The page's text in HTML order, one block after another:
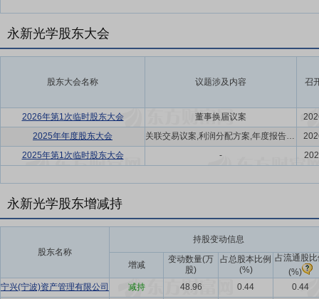
永新光学股东大会
股东大会名称 议题涉及内容 召
2026年第1次临时股东大会 董事换届议案
2025年年度股东大会
关联交易议案,利润分配方案,年度报告(摘要)议案
2025年第1次临时股东大会
-
永新光学股东增减持
股东名称
持股变动信息
增减
变动数量(万
股)
占总股本比例
(%)
占流通股
(%)
宁兴(宁波)资产管理有限公司
减持 48.96 0.44
0.44